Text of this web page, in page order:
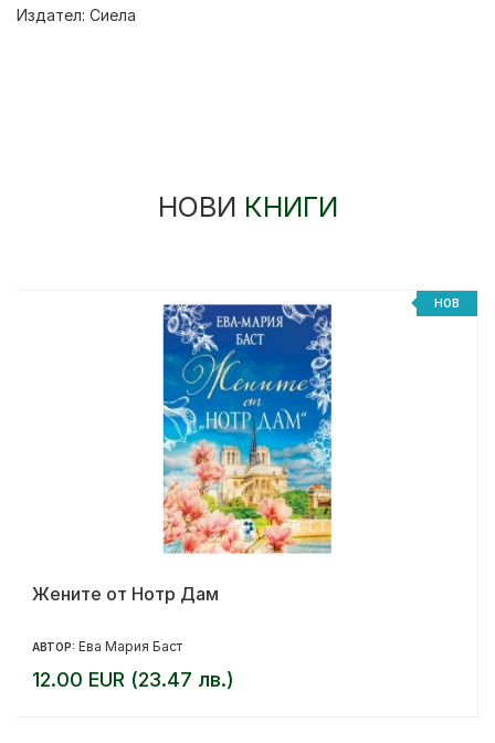
Издател: Сиела
НОВИ КНИГИ
НОВ
Жените от Нотр Дам
АВТОР: Ева Мария Баст
12.00 EUR (23.47 лв.)